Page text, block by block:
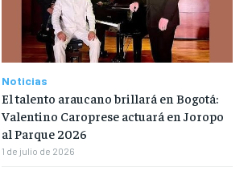
Noticias
El talento araucano brillará en Bogotá:
Valentino Caroprese actuará en Joropo
al Parque 2026
1 de julio de 2026